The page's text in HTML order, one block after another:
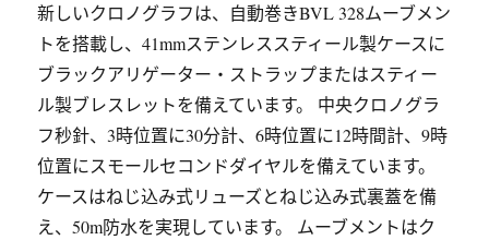
新しいクロノグラフは、自動巻きBVL 328ムーブメン
トを搭載し、41mmステンレススティール製ケースに
ブラックアリゲーター・ストラップまたはスティー
ル製ブレスレットを備えています。 中央クロノグラ
フ秒針、3時位置に30分計、6時位置に12時間計、9時
位置にスモールセコンドダイヤルを備えています。
ケースはねじ込み式リューズとねじ込み式裏蓋を備
え、50m防水を実現しています。 ムーブメントはク